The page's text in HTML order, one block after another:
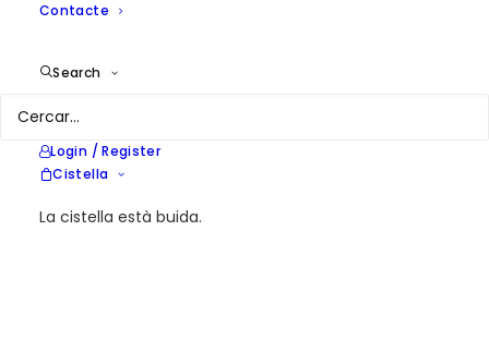
Contacte
Search
Login / Register
Cistella
La cistella està buida.